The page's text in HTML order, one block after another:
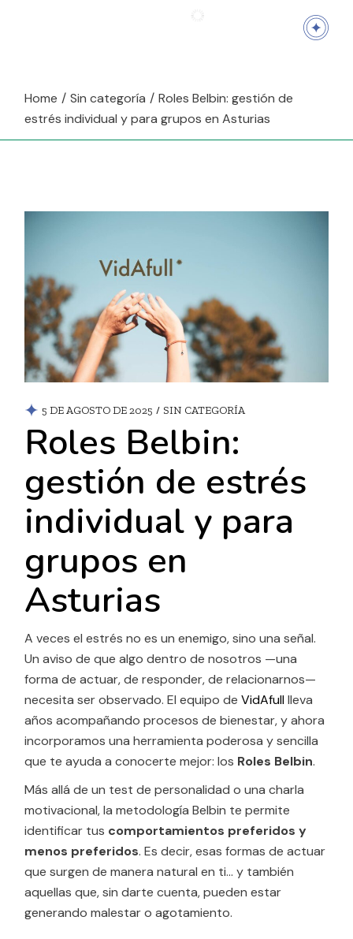
Home Sin categoría
Roles Belbin: gestión de
estrés individual y para grupos en Asturias
5 DE AGOSTO DE 2025 SIN CATEGORÍA
Roles Belbin:
gestión de estrés
individual y para
grupos en
Asturias
A veces el estrés no es un enemigo, sino una señal.
Un aviso de que algo dentro de nosotros —una
forma de actuar, de responder, de relacionarnos—
necesita ser observado. El equipo deVidAfulllleva
años acompañando procesos de bienestar, y ahora
incorporamos una herramienta poderosa y sencilla
que te ayuda a conocerte mejor: los Roles Belbin.
Más allá de un test de personalidad o una charla
motivacional, la metodología Belbin te permite
identificar tus comportamientos preferidos y
menos preferidos. Es decir, esas formas de actuar
que surgen de manera natural en ti… y también
aquellas que, sin darte cuenta, pueden estar
generando malestar o agotamiento.